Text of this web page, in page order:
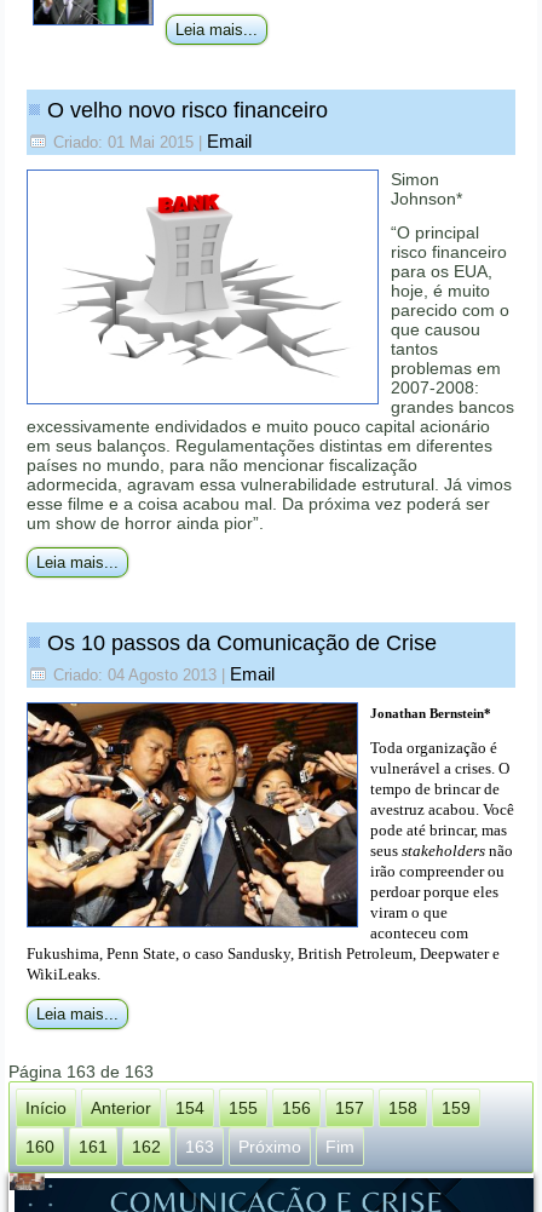
Leia mais...
O velho novo risco financeiro
Criado: 01 Mai 2015 Email
Simon
Johnson*
“O principal
risco financeiro
para os EUA,
hoje, é muito
parecido com o
que causou
tantos
problemas em
2007-2008:
grandes bancos
excessivamente endividados e muito pouco capital acionário
em seus balanços. Regulamentações distintas em diferentes
países no mundo, para não mencionar fiscalização
adormecida, agravam essa vulnerabilidade estrutural. Já vimos
esse filme e a coisa acabou mal. Da próxima vez poderá ser
um show de horror ainda pior”.
Leia mais...
Os 10 passos da Comunicação de Crise
Criado: 04 Agosto 2013 Email
Jonathan Bernstein*
Toda organização é
vulnerável a crises. O
tempo de brincar de
avestruz acabou. Você
pode até brincar, mas
seusstakeholders não
irão compreender ou
perdoar porque eles
viram o que
aconteceu com
Fukushima, Penn State, o caso Sandusky, British Petroleum, Deepwater e
WikiLeaks.
Leia mais...
Página 163 de 163
Início
Anterior 154 155 156 157 158
159
160
161 162 163 Próximo Fim